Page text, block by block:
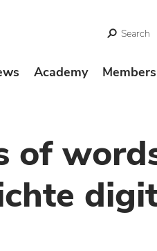
Search
Academy Members
of